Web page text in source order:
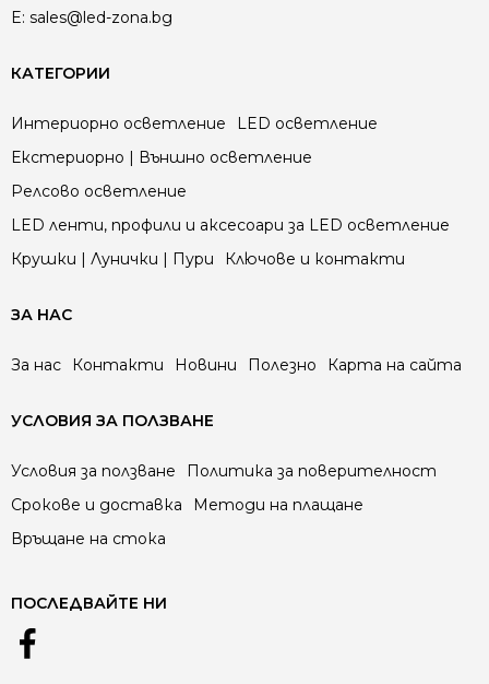
E: sales@led-zona.bg
КАТЕГОРИИ
Интериорно осветление
LED осветление
Екстериорно | Външно осветление
Релсово осветление
LED ленти, профили и аксесоари за LED осветление
Крушки | Лунички | Пури
Ключове и контакти
ЗА НАС
За нас Контакти Новини Полезно Карта на сайта
УСЛОВИЯ ЗА ПОЛЗВАНЕ
Условия за ползване
Политика за поверителност
Срокове и доставка
Методи на плащане
Връщане на стока
ПОСЛЕДВАЙТЕ НИ